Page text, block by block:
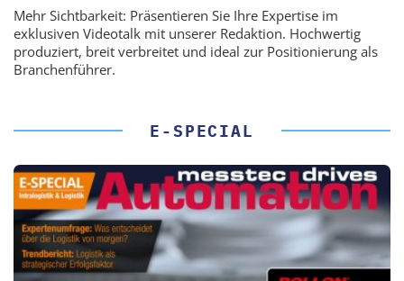
Mehr Sichtbarkeit: Präsentieren Sie Ihre Expertise im
exklusiven Videotalk mit unserer Redaktion. Hochwertig
produziert, breit verbreitet und ideal zur Positionierung als
Branchenführer.
E-SPECIAL